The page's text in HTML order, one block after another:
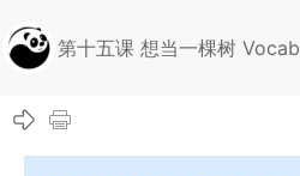
第十五课 想当一棵树 Vocab